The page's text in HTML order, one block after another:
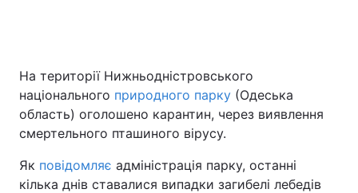
На території Нижньодністровського
національного природного парку (Одеська
область) оголошено карантин, через виявлення
смертельного пташиного вірусу.
Як повідомляє адміністрація парку, останні
кілька днів ставалися випадки загибелі лебедів